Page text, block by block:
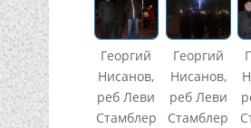
Георгий
Нисанов,
реб Леви
Стамблер
Георгий
Нисанов,
реб Леви
Стамблер